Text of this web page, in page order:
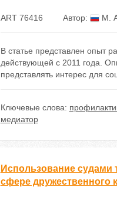
ART 76416 Автор: М.
В статье представлен опыт
действующей с 2011 года.
представлять интерес для
Ключевые слова:
медиатор
Использование судами
сфере дружественного